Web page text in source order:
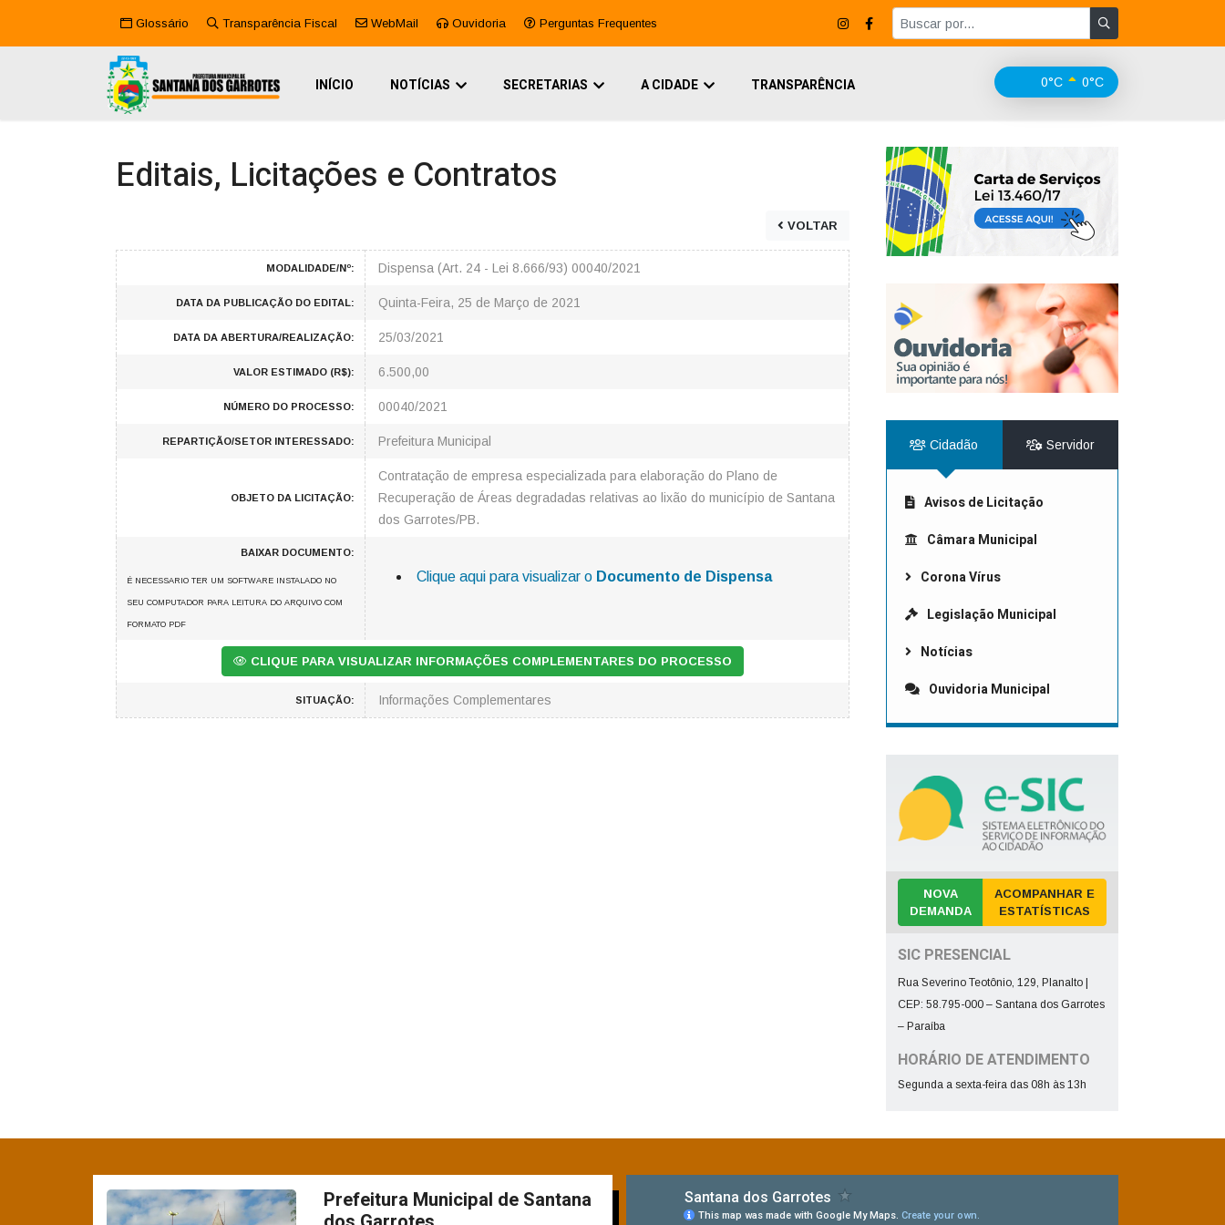
Glossário Transparência Fiscal WebMail Ouvidoria Perguntas Frequentes
0°C 0°C
INÍCIO NOTÍCIAS SECRETARIAS A CIDADE TRANSPARÊNCIA
Editais, Licitações e Contratos
VOLTAR
MODALIDADE/Nº: Dispensa (Art. 24 - Lei 8.666/93) 00040/2021
DATA DA PUBLICAÇÃO DO EDITAL: Quinta-Feira, 25 de Março de 2021
DATA DA ABERTURA/REALIZAÇÃO: 25/03/2021
VALOR ESTIMADO (R$): 6.500,00
NÚMERO DO PROCESSO: 00040/2021
REPARTIÇÃO/SETOR INTERESSADO: Prefeitura Municipal
OBJETO DA LICITAÇÃO:
Contratação de empresa especializada para elaboração do Plano de
Recuperação de Áreas degradadas relativas ao lixão do município de Santana
dos Garrotes/PB.
BAIXAR DOCUMENTO:
É NECESSARIO TER UM SOFTWARE INSTALADO NO
SEU COMPUTADOR PARA LEITURA DO ARQUIVO COM
FORMATO PDF
Clique aqui para visualizar o Documento de Dispensa
CLIQUE PARA VISUALIZAR INFORMAÇÕES COMPLEMENTARES DO PROCESSO
SITUAÇÃO: Informações Complementares
Cidadão Servidor
Avisos de Licitação
Câmara Municipal
Corona Vírus
Legislação Municipal
Notícias
Ouvidoria Municipal
NOVA
DEMANDA
ACOMPANHAR E
ESTATÍSTICAS
SIC PRESENCIAL
Rua Severino Teotônio, 129, Planalto |
CEP: 58.795-000 – Santana dos Garrotes
– Paraíba
HORÁRIO DE ATENDIMENTO
Segunda a sexta-feira das 08h às 13h
Prefeitura Municipal de Santana